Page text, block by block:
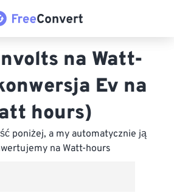
na Watt-
Ev na
hours)
poniżej, a my automatycznie ją
na Watt-hours